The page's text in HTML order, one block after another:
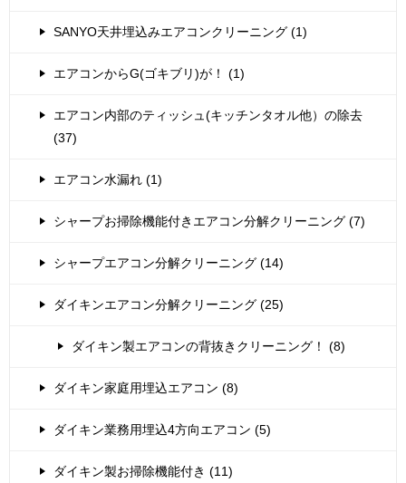
SANYO天井埋込みエアコンクリーニング (1)
エアコンからG(ゴキブリ)が！ (1)
エアコン内部のティッシュ(キッチンタオル他）の除去
(37)
エアコン水漏れ (1)
シャープお掃除機能付きエアコン分解クリーニング (7)
シャープエアコン分解クリーニング (14)
ダイキンエアコン分解クリーニング (25)
ダイキン製エアコンの背抜きクリーニング！ (8)
ダイキン家庭用埋込エアコン (8)
ダイキン業務用埋込4方向エアコン (5)
ダイキン製お掃除機能付き (11)